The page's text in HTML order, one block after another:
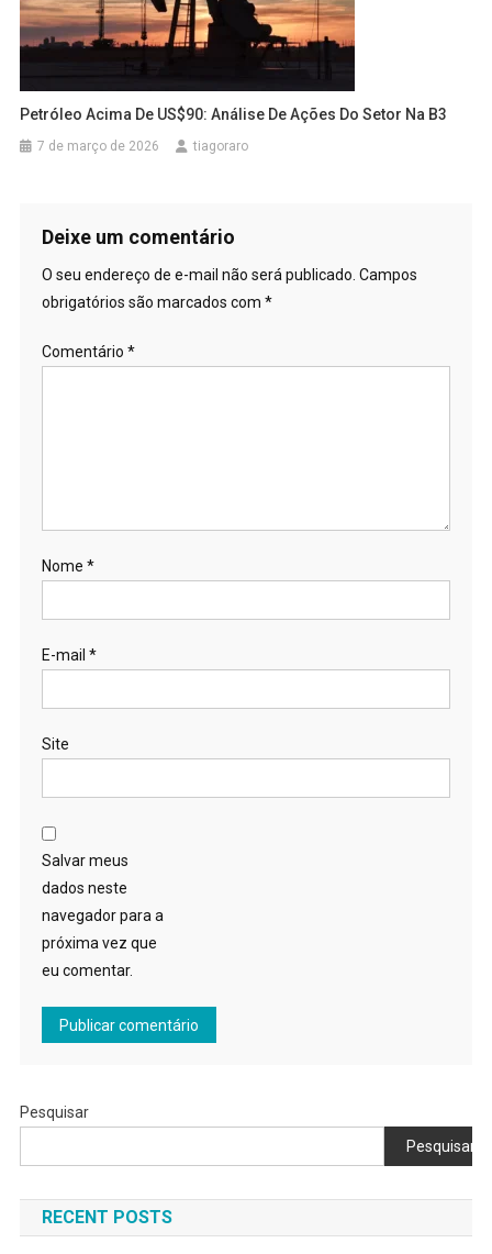
Petróleo Acima De US$90: Análise De Ações Do Setor Na B3
7 de março de 2026 tiagoraro
Deixe um comentário
O seu endereço de e-mail não será publicado. Campos
obrigatórios são marcados com *
Comentário *
Nome *
E-mail *
Site
Salvar meus
dados neste
navegador para a
próxima vez que
eu comentar.
Pesquisar
Pesquisar
RECENT POSTS